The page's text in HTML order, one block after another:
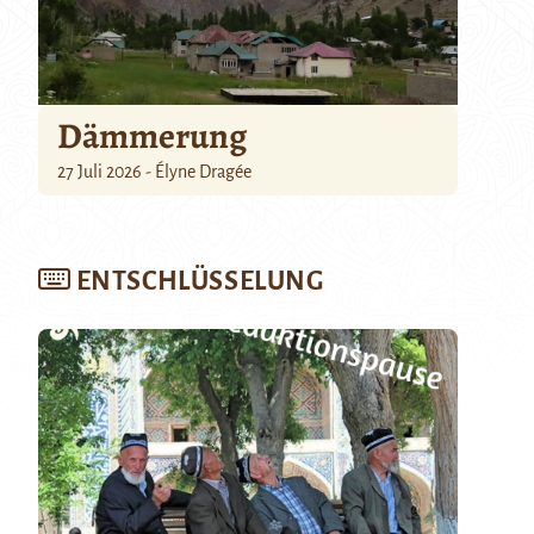
Dämmerung
27 Juli 2026 - Élyne Dragée
ENTSCHLÜSSELUNG